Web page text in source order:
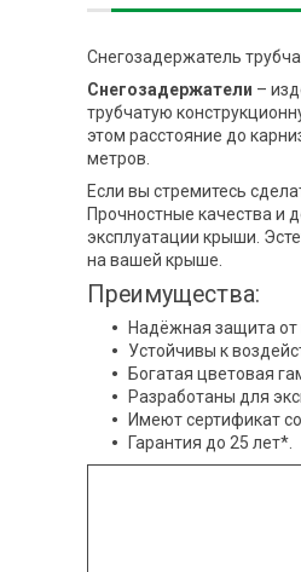
Снегозадержатель
Снегозадержатели –
трубчатую
этом расстояние до
метров.
Если вы стремитесь
Прочностные качества и
эксплуатации крыши.
на вашей крыше.
Преимущества:
Надёжная защита от
Устойчивы к
Богатая цветовая
Разработаны для
Имеют сертификат
Гарантия до 25 лет*.